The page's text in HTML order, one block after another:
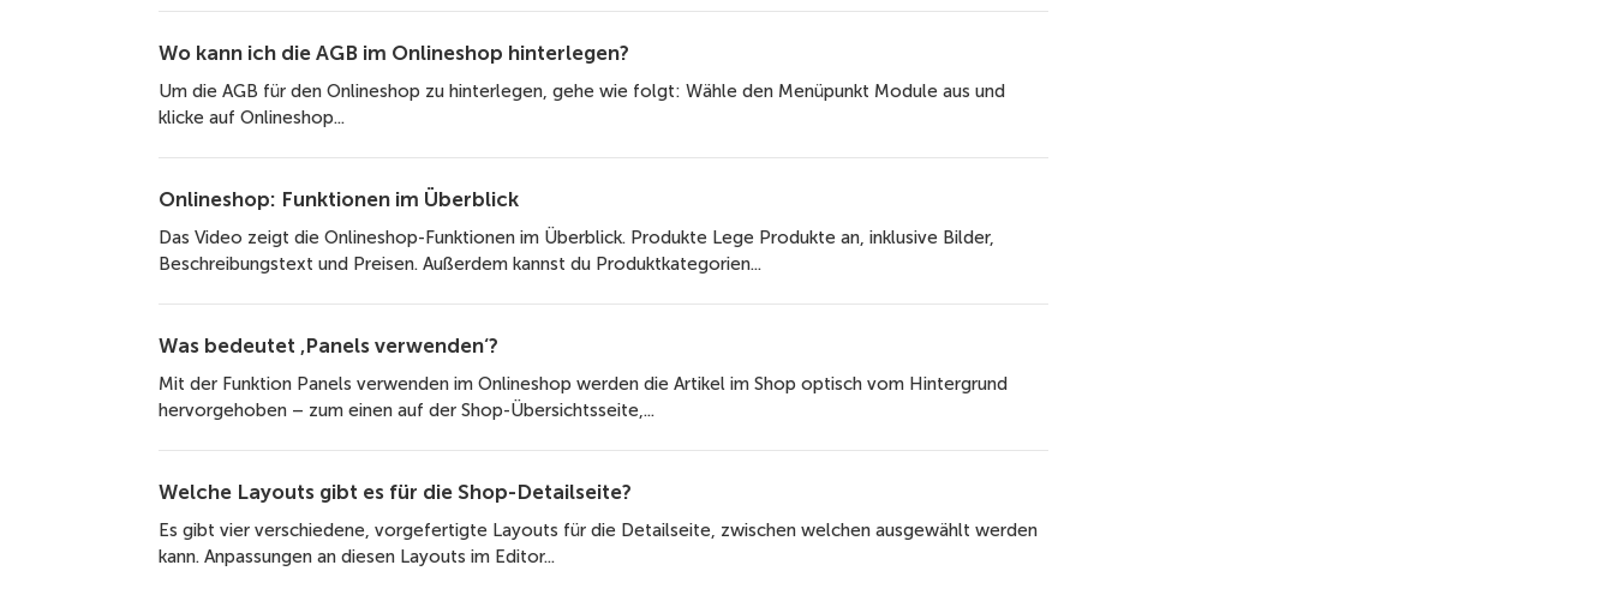
Wo kann ich die AGB im Onlineshop hinterlegen?
Um die AGB für den Onlineshop zu hinterlegen, gehe wie folgt: Wähle den Menüpunkt Module aus und
klicke auf Onlineshop...
Onlineshop: Funktionen im Überblick
Das Video zeigt die Onlineshop-Funktionen im Überblick. Produkte Lege Produkte an, inklusive Bilder,
Beschreibungstext und Preisen. Außerdem kannst du Produktkategorien...
Was bedeutet ‚Panels verwenden‘?
Mit der Funktion Panels verwenden im Onlineshop werden die Artikel im Shop optisch vom Hintergrund
hervorgehoben – zum einen auf der Shop-Übersichtsseite,...
Welche Layouts gibt es für die Shop-Detailseite?
Es gibt vier verschiedene, vorgefertigte Layouts für die Detailseite, zwischen welchen ausgewählt werden
kann. Anpassungen an diesen Layouts im Editor...